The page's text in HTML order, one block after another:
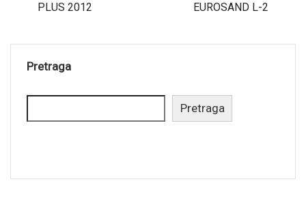
PLUS 2012
EUROSAND L-2
Pretraga
Pretraga